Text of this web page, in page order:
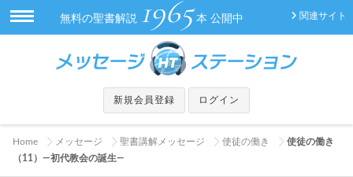
関連サイト
無料の聖書解説 1965 本 公開中
新規会員登録 ログイン
Home メッセージ 聖書講解メッセージ 使徒の働き
使徒の働き
（11）―初代教会の誕生―